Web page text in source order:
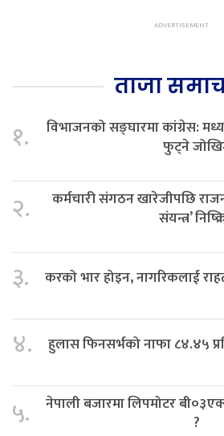
ताजा
१.
विभाजनको सङ्घारमा कांग्रेस:
फुट्ने
२.
कर्मचारी संगठन खारेजीपछि
संयन्त्र’
३. करको भार होइन, नागरिकलाई
४. हुलास फिनसर्भको नाफा ८४.४५
५.
नेपाली बजारमा लिपमोटर
?